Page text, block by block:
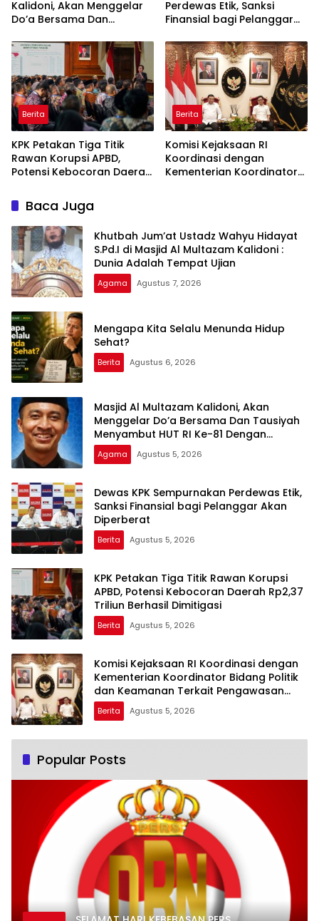
Kalidoni, Akan Menggelar
Do’a Bersama Dan
RI Ke-81 Dengan
Pembicara Ustadz Qoim
Nur’aini M.Pd
Perdewas Etik, Sanksi
Finansial bagi Pelanggar
Berita
KPK Petakan Tiga Titik
Rawan Korupsi APBD,
Potensi Kebocoran Daerah
Dimitigasi
Berita
Komisi Kejaksaan RI
Koordinasi dengan
Kementerian Koordinator
dan TPPU Mantan
Jampidsus, FA
Baca Juga
Khutbah Jum’at Ustadz Wahyu Hidayat
S.Pd.I di Masjid Al Multazam Kalidoni :
Dunia Adalah Tempat Ujian
Agama Agustus 7, 2026
Mengapa Kita Selalu Menunda Hidup
Sehat?
Berita Agustus 6, 2026
Masjid Al Multazam Kalidoni, Akan
Menggelar Do’a Bersama Dan Tausiyah
Menyambut HUT RI Ke-81 Dengan
Pembicara Ustadz Qoim Nur’aini M.Pd
Agama Agustus 5, 2026
Dewas KPK Sempurnakan Perdewas Etik,
Sanksi Finansial bagi Pelanggar Akan
Diperberat
Berita Agustus 5, 2026
KPK Petakan Tiga Titik Rawan Korupsi
APBD, Potensi Kebocoran Daerah Rp2,37
Triliun Berhasil Dimitigasi
Berita Agustus 5, 2026
Komisi Kejaksaan RI Koordinasi dengan
Kementerian Koordinator Bidang Politik
dan Keamanan Terkait Pengawasan
Penanganan Perkara Dugaan Korupsi
dan TPPU Mantan Jampidsus, FA
Berita Agustus 5, 2026
Popular Posts